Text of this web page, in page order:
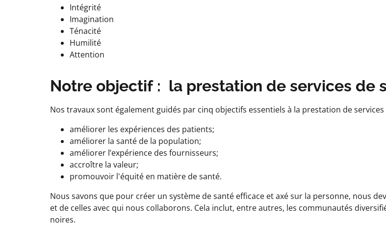
Intégrité
Imagination
Ténacité
Humilité
Attention
Notre objectif : la prestation de services de
Nos travaux sont également guidés par cinq objectifs essentiels à la prestation de
améliorer les expériences des patients;
améliorer la santé de la population;
améliorer l’expérience des fournisseurs;
accroître la valeur;
promouvoir l'équité en matière de santé.
Nous savons que pour créer un système de santé efficace et axé sur la personne, nous
et de celles avec qui nous collaborons. Cela inclut, entre autres, les communautés
noires.